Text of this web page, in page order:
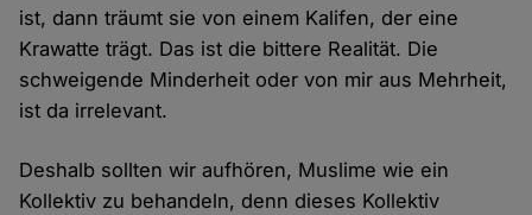
ist, dann träumt sie von einem Kalifen, der eine
Krawatte trägt. Das ist die bittere Realität. Die
schweigende Minderheit oder von mir aus Mehrheit,
ist da irrelevant.
Deshalb sollten wir aufhören, Muslime wie ein
Kollektiv zu behandeln, denn dieses Kollektiv